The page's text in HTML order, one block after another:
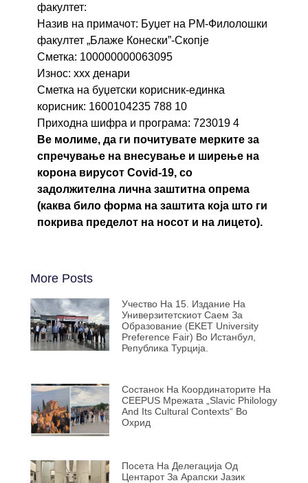
факултет:
Назив на примачот: Буџет на РМ-Филолошки
факултет „Блаже Конески”-Скопје
Сметка: 100000000063095
Износ: ххх денари
Сметка на буџетски корисник-единка
корисник: 1600104235 788 10
Приходна шифра и програма: 723019 4
Ве молиме, да ги почитувате мерките за
спречување на внесување и ширење на
корона вирусот Covid-19, со
задолжителна лична заштитна опрема
(каква било форма на заштита која што ги
покрива пределот на носот и на лицето).
More Posts
Учество На 15. Издание На
Универзитетскиот Саем За
Образование (EKET University
Preference Fair) Во Истанбул,
Република Турција.
Состанок На Координаторите На
CEEPUS Мрежата „Slavic Philology
And Its Cultural Contexts“ Во
Охрид
Посета На Делегација Од
Центарот За Арапски Јазик